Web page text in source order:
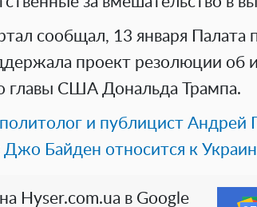
сообщал, 13 января Палата
проект резолюции об
главы США Дональда Трампа.
политолог и публицист Андрей
Джо Байден относится к
Hyser.com.ua в Google